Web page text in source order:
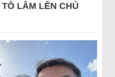
LÂM LÊN CHỦ